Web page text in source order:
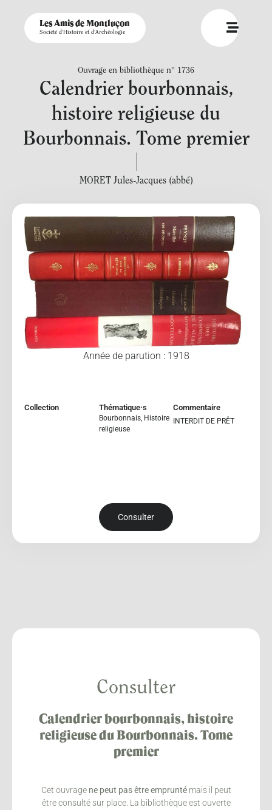
Les Amis de Montluçon
Société d'Histoire et d'Archéologie
Ouvrage en bibliothèque n° 1736
Calendrier bourbonnais,
histoire religieuse du
Bourbonnais. Tome premier
MORET Jules-Jacques (abbé)
Année de parution : 1918
Collection Thématique·s
Bourbonnais, Histoire
religieuse
Commentaire
INTERDIT DE PRÊT
Consulter
Consulter
Calendrier bourbonnais, histoire
religieuse du Bourbonnais. Tome
premier
Cet ouvrage ne peut pas être empruntémais il peut
être consulté sur place. La bibliothèque est ouverte